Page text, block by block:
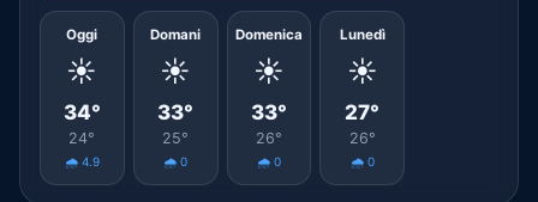
Oggi
☀️
34°
24°
🌧️ 4.9
Domani
☀️
33°
25°
🌧️ 0
Domenica
☀️
33°
26°
🌧️ 0
Lunedì
☀️
27°
26°
🌧️ 0